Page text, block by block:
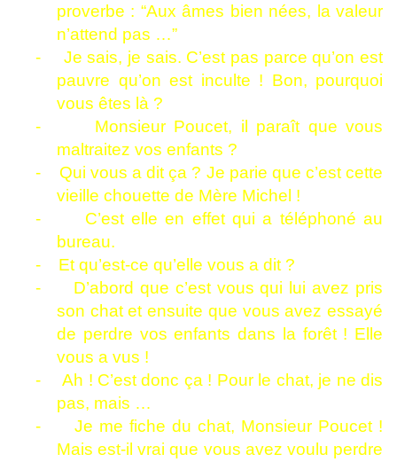
proverbe : “Aux âmes bien nées, la valeur
n’attend pas …”
-
Je sais, je sais. C’est pas parce qu’on est
pauvre qu’on est inculte ! Bon, pourquoi
vous êtes là ?
-
Monsieur Poucet, il paraît que vous
maltraitez vos enfants ?
-
Qui vous a dit ça ? Je parie que c’est cette
vieille chouette de Mère Michel !
-
C’est elle en effet qui a téléphoné au
bureau.
-
Et qu’est-ce qu’elle vous a dit ?
-
D’abord que c’est vous qui lui avez pris
son chat et ensuite que vous avez essayé
de perdre vos enfants dans la forêt ! Elle
vous a vus !
-
Ah ! C’est donc ça ! Pour le chat, je ne dis
pas, mais …
-
Je me fiche du chat, Monsieur Poucet !
Mais est-il vrai que vous avez voulu perdre